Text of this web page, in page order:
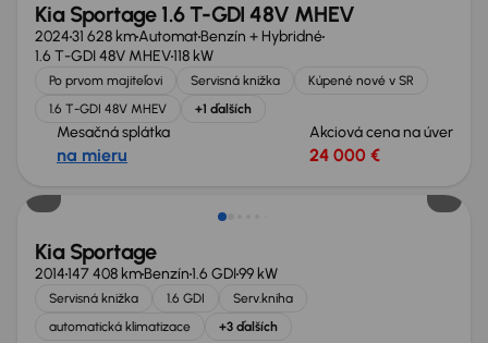
Kia Sportage 1.6 T-GDI 48V MHEV
202431 628 kmAutomatBenzín + Hybridné
1.6 T-GDI 48V MHEV118 kW
Po prvom majiteľovi Servisná knižka
Kúpené nové v SR
1.6 T-GDI 48V MHEV
+1 ďalších
Mesačná splátka
na mieru
Akciová cena na úver
24 000 €
Nové v ponuke
Kia Sportage
2014147 408 kmBenzín1.6 GDI99 kW
Servisná knižka 1.6 GDI
Serv.kniha
automatická klimatizace
+3 ďalších